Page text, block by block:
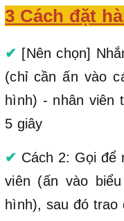
3 Cách đặt
✔ [Nên chọn]
(chỉ cần ấn vào
hình) - nhân viên
5 giây
✔ Cách 2: Gọi để
viên (ấn vào
hình), sau đó trao